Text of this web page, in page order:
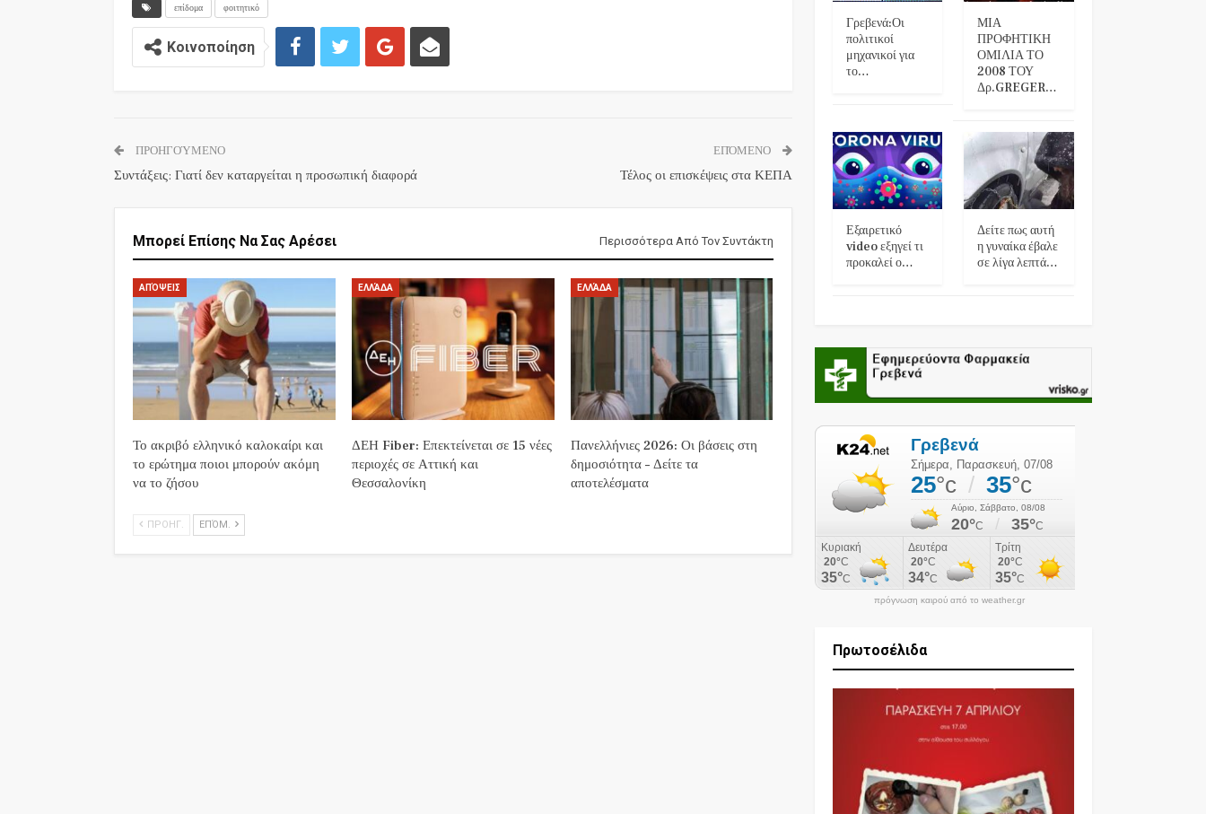
επίδομα φοιτητικό
Κοινοποίηση
ΠΡΟΗΓΟΎΜΕΝΟ
Συντάξεις: Γιατί δεν καταργείται η προσωπική διαφορά
ΕΠΌΜΕΝΟ
Τέλος οι επισκέψεις στα ΚΕΠΑ
Μπορεί Επίσης Να Σας Αρέσει Περισσότερα Από Τον Συντάκτη
ΑΠΌΨΕΙΣ
Το ακριβό ελληνικό καλοκαίρι και
το ερώτημα ποιοι μπορούν ακόμη
να το ζήσου
ΕΛΛΆΔΑ
ΔΕΗ Fiber: Επεκτείνεται σε 15 νέες
περιοχές σε Αττική και
Θεσσαλονίκη
ΕΛΛΆΔΑ
Πανελλήνιες 2026: Οι βάσεις στη
δημοσιότητα – Δείτε τα
αποτελέσματα
ΠΡΟΗΓ. ΕΠΌΜ.
Γρεβενά:Οι
πολιτικοί
μηχανικοί για
το…
ΜΙΑ
ΠΡΟΦΗΤΙΚΗ
ΟΜΙΛΙΑ ΤΟ
2008 ΤΟΥ
Δρ.GREGER…
Εξαιρετικό
video εξηγεί τι
προκαλεί ο…
Δείτε πως αυτή
η γυναίκα έβαλε
σε λίγα λεπτά…
πρόγνωση καιρού από το weather.gr
Πρωτοσέλιδα